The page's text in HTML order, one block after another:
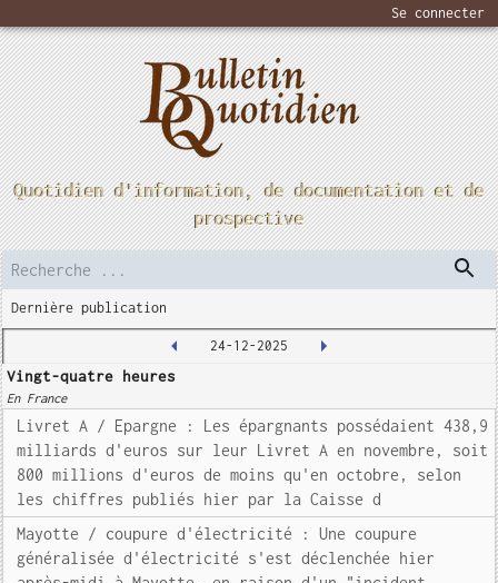
Se connecter
Quotidien d'information, de documentation et de
prospective
Dernière publication
24-12-2025
Vingt-quatre heures
En France
Livret A / Epargne : Les épargnants possédaient 438,9
milliards d'euros sur leur Livret A en novembre, soit
800 millions d'euros de moins qu'en octobre, selon
les chiffres publiés hier par la Caisse d
Mayotte / coupure d'électricité : Une coupure
généralisée d'électricité s'est déclenchée hier